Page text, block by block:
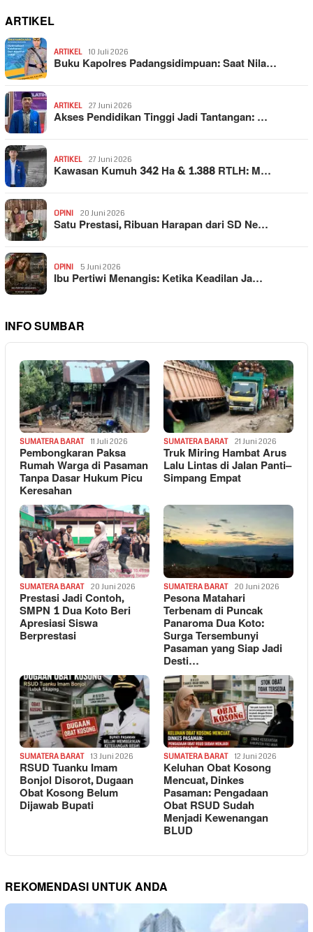
ARTIKEL
ARTIKEL 10 Juli 2026
Buku Kapolres Padangsidimpuan: Saat Nila…
ARTIKEL 27 Juni 2026
Akses Pendidikan Tinggi Jadi Tantangan: …
ARTIKEL 27 Juni 2026
Kawasan Kumuh 342 Ha & 1.388 RTLH: M…
OPINI 20 Juni 2026
Satu Prestasi, Ribuan Harapan dari SD Ne…
OPINI 5 Juni 2026
Ibu Pertiwi Menangis: Ketika Keadilan Ja…
INFO SUMBAR
SUMATERA BARAT 11 Juli 2026
Pembongkaran Paksa
Rumah Warga di Pasaman
Tanpa Dasar Hukum Picu
Keresahan
SUMATERA BARAT 21 Juni 2026
Truk Miring Hambat Arus
Lalu Lintas di Jalan Panti–
Simpang Empat
SUMATERA BARAT 20 Juni 2026
Prestasi Jadi Contoh,
SMPN 1 Dua Koto Beri
Apresiasi Siswa
Berprestasi
SUMATERA BARAT 20 Juni 2026
Pesona Matahari
Terbenam di Puncak
Panaroma Dua Koto:
Surga Tersembunyi
Pasaman yang Siap Jadi
Desti…
SUMATERA BARAT 13 Juni 2026
RSUD Tuanku Imam
Bonjol Disorot, Dugaan
Obat Kosong Belum
Dijawab Bupati
SUMATERA BARAT 12 Juni 2026
Keluhan Obat Kosong
Mencuat, Dinkes
Pasaman: Pengadaan
Obat RSUD Sudah
Menjadi Kewenangan
BLUD
REKOMENDASI UNTUK ANDA